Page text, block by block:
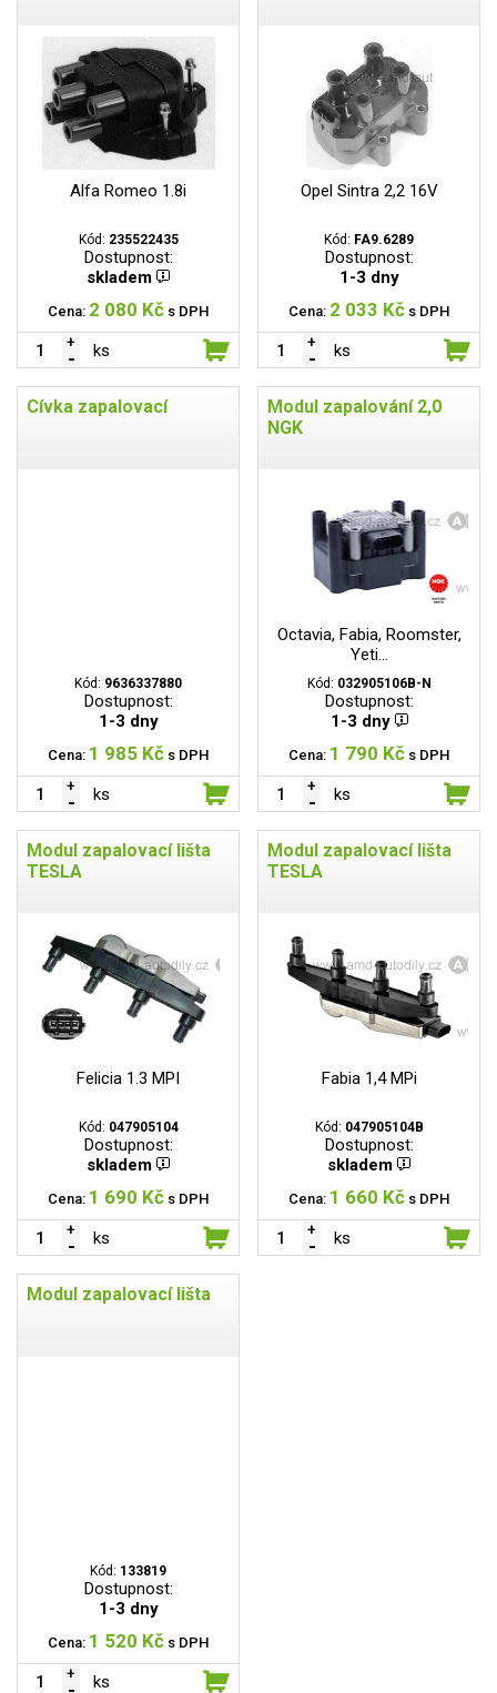
Alfa Romeo 1.8i
Kód: 235522435
Dostupnost:
skladem
Cena: 2 080 Kč s DPH
ks
Opel Sintra 2,2 16V
Kód: FA9.6289
Dostupnost:
1-3 dny
Cena: 2 033 Kč s DPH
ks
Cívka zapalovací
Kód: 9636337880
Dostupnost:
1-3 dny
Cena: 1 985 Kč s DPH
ks
Modul zapalování 2,0
NGK
Octavia, Fabia, Roomster,
Yeti...
Kód: 032905106B-N
Dostupnost:
1-3 dny
Cena: 1 790 Kč s DPH
ks
Modul zapalovací lišta
TESLA
Felicia 1.3 MPI
Kód: 047905104
Dostupnost:
skladem
Cena: 1 690 Kč s DPH
ks
Modul zapalovací lišta
TESLA
Fabia 1,4 MPi
Kód: 047905104B
Dostupnost:
skladem
Cena: 1 660 Kč s DPH
ks
Modul zapalovací lišta
Kód: 133819
Dostupnost:
1-3 dny
Cena: 1 520 Kč s DPH
ks